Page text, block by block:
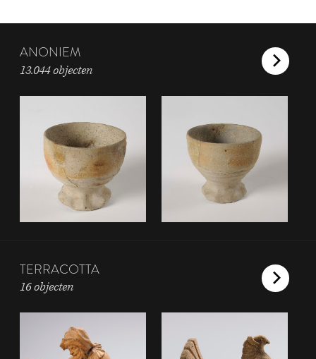
ANONIEM
13.044 objecten
TERRACOTTA
16 objecten